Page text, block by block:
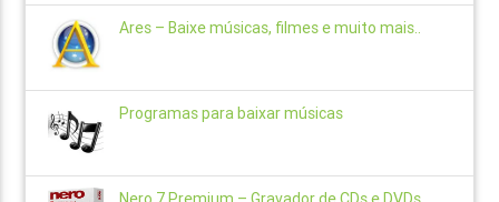
Ares – Baixe músicas, filmes e muito mais..
Programas para baixar músicas